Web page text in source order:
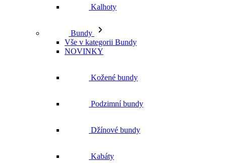
Kalhoty
Bundy
Vše v kategorii Bundy
NOVINKY
Kožené bundy
Podzimní bundy
Džínové bundy
Kabáty